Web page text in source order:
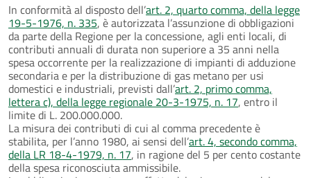
In conformità al disposto dell’art. 2, quarto comma, della legge
19-5-1976, n. 335, è autorizzata l’assunzione di obbligazioni
da parte della Regione per la concessione, agli enti locali, di
contributi annuali di durata non superiore a 35 anni nella
spesa occorrente per la realizzazione di impianti di adduzione
secondaria e per la distribuzione di gas metano per usi
domestici e industriali, previsti dall’art. 2, primo comma,
lettera c), della legge regionale 20-3-1975, n. 17, entro il
limite di L. 200.000.000.
La misura dei contributi di cui al comma precedente è
stabilita, per l’anno 1980, ai sensi dell’art. 4, secondo comma,
della LR 18-4-1979, n. 17, in ragione del 5 per cento costante
della spesa riconosciuta ammissibile.